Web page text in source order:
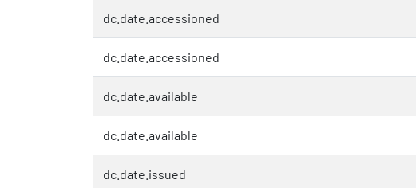
dc.date.accessioned
dc.date.accessioned
dc.date.available
dc.date.available
dc.date.issued